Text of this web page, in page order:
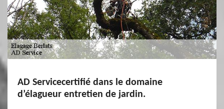
AD Servicecertifié dans le domaine
d’élagueur entretien de jardin.